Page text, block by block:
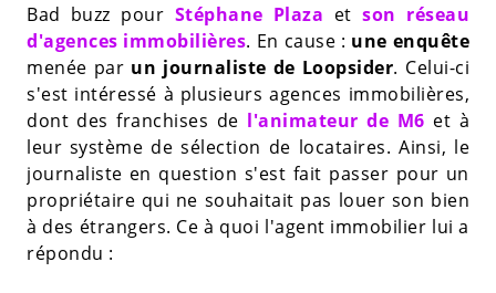
Bad buzz pour Stéphane Plaza etson réseau
d'agences immobilières. En cause : une enquête
menée par un journaliste de Loopsider. Celui-ci
s'est intéressé à plusieurs agences immobilières,
dont des franchises de l'animateur de M6 et à
leur système de sélection de locataires. Ainsi, le
journaliste en question s'est fait passer pour un
propriétaire qui ne souhaitait pas louer son bien
à des étrangers. Ce à quoi l'agent immobilier lui a
répondu :